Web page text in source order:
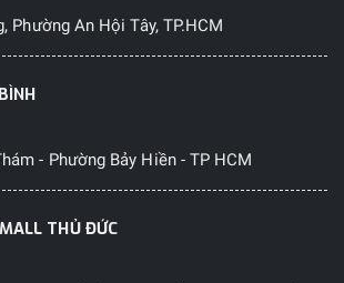
Phường An Hội Tây, TP.HCM
- Phường Bảy Hiền - TP HCM
THỦ ĐỨC